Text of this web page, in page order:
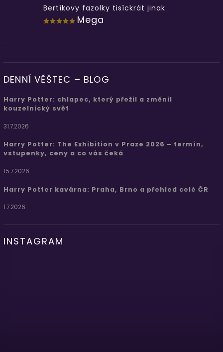
Bertíkovy fazolky tisíckrát jinak
Mega
...
DENNÍ VĚŠTEC – BLOG
Harry Potter: chlapec, který přežil a změnil
kouzelnický svět
31.7.2026
Harry Potter: The Exhibition v Praze 2026 – termín,
vstupenky, ceny a co vás čeká
15.7.2026
Harry Potter kavárna: Praha, Brno a přehled celé ČR
1.7.2026
INSTAGRAM